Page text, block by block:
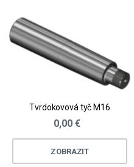
Tvrdokovová tyč M16
0,00 €
ZOBRAZIT